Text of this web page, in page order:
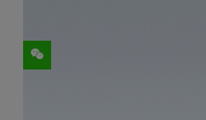
数据中心需要超高
NVIDIA近期测试显
万次，超过任何其